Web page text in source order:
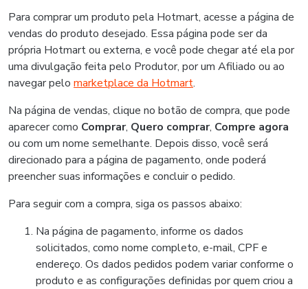
Para comprar um produto pela Hotmart, acesse a página de
vendas do produto desejado. Essa página pode ser da
própria Hotmart ou externa, e você pode chegar até ela por
uma divulgação feita pelo Produtor, por um Afiliado ou ao
navegar pelo marketplace da Hotmart.
Na página de vendas, clique no botão de compra, que pode
aparecer como Comprar, Quero comprar, Compre agora
ou com um nome semelhante. Depois disso, você será
direcionado para a página de pagamento, onde poderá
preencher suas informações e concluir o pedido.
Para seguir com a compra, siga os passos abaixo:
Na página de pagamento, informe os dados
solicitados, como nome completo, e-mail, CPF e
endereço. Os dados pedidos podem variar conforme o
produto e as configurações definidas por quem criou a